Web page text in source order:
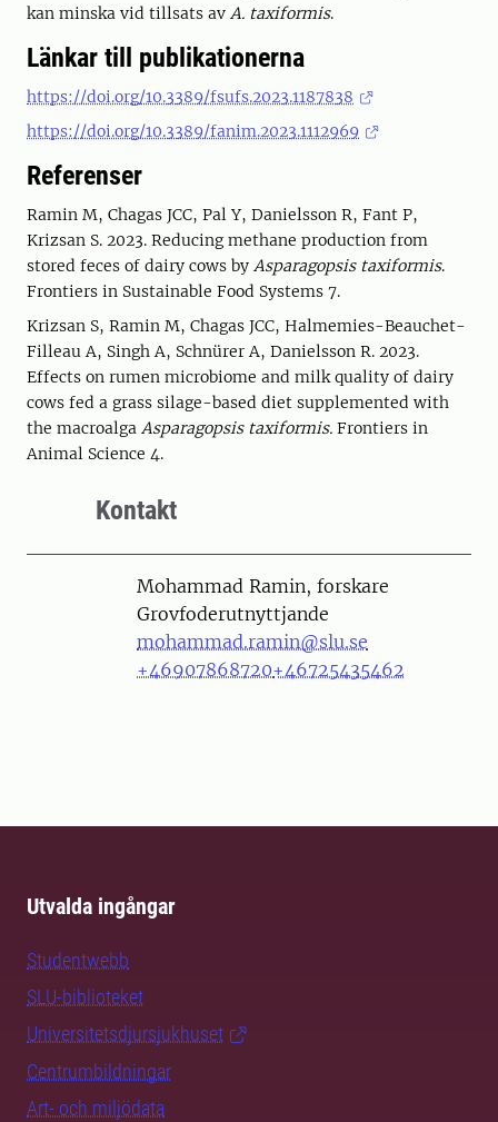
kan minska vid tillsats av A. taxiformis.
Länkar till publikationerna
https://doi.org/10.3389/fsufs.2023.1187838
https://doi.org/10.3389/fanim.2023.1112969
Referenser
Ramin M, Chagas JCC, Pal Y, Danielsson R, Fant P,
Krizsan S. 2023. Reducing methane production from
stored feces of dairy cows by Asparagopsis taxiformis.
Frontiers in Sustainable Food Systems 7.
Krizsan S, Ramin M, Chagas JCC, Halmemies-Beauchet-
Filleau A, Singh A, Schnürer A, Danielsson R. 2023.
Effects on rumen microbiome and milk quality of dairy
cows fed a grass silage-based diet supplemented with
the macroalga Asparagopsis taxiformis. Frontiers in
Animal Science 4.
Kontakt
PersonMohammad Ramin, forskare
Grovfoderutnyttjande
mohammad.ramin@slu.se
+46907868720+46725435462
Utvalda ingångar
Studentwebb
SLU-biblioteket
Universitetsdjursjukhuset
Centrumbildningar
Art- och miljödata